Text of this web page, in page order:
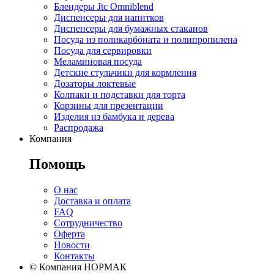
Блендеры Jtc Omniblend
Диспенсеры для напитков
Диспенсеры для бумажных стаканов
Посуда из поликарбоната и полипропилена
Посуда для сервировки
Меламиновая посуда
Детские стульчики для кормления
Дозаторы локтевые
Колпаки и подставки для торта
Корзины для презентации
Изделия из бамбука и дерева
Распродажа
Компания
Помощь
О нас
Доставка и оплата
FAQ
Сотрудничество
Оферта
Новости
Контакты
© Компания НОРМАК